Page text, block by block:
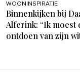
WOONINSPIRATIE
Binnenkijken bij
Alferink: “Ik moest
ontdoen van zijn